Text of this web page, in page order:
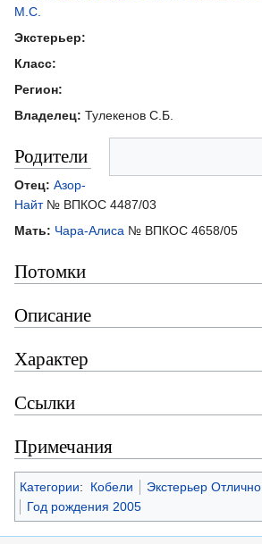
М.С.
Экстерьер:
Класс:
Регион:
Владелец: Тулекенов С.Б.
Родители
Отец: Азор-
Найт№ ВПКОС 4487/03
Мать: Чара-Алиса № ВПКОС 4658/05
Потомки
Описание
Характер
Ссылки
Примечания
Категории: Кобели
Экстерьер Отлично
Год рождения 2005